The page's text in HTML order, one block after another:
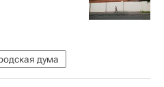
дума